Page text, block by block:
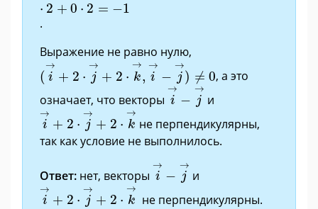
⋅ 2 + 0 ⋅ 2 = −1
.
Выражение не равно нулю,
(
→
i + 2 ⋅
→
j + 2 ⋅
→
k,
→
i −
→
j ) ≠ 0
(i→+2·j→+ 2·k →,i→−j→)≠
, а это
означает, что векторы
→
i −
→
j
i→− j→
и
→
i + 2 ⋅
→
j + 2 ⋅
→
k
i→+2·j→ +2·k →
не перпендикулярны,
так как условие не выполнилось.
Ответ: нет, векторы
→
i −
→
j
i→ j→
и
→
i + 2 ⋅
→
j + 2 ⋅
→
k
i→+2·j→+ 2·k→
не перпендикулярны.